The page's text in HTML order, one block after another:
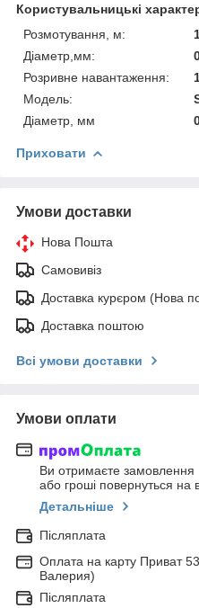
Користувальницькі
Розмотування, м:
Діаметр,мм:
Розривне навантаження:
Модель:
Діаметр, мм
Приховати
Умови доставки
Нова Пошта
Самовивіз
Доставка курєром (Нова
Доставка поштою
Всі умови доставки
Умови оплати
Ви отримаєте замовлення
або гроші повернуться на
Детальніше
Післяплата
Оплата на карту Приват
Валерия)
Післяплата